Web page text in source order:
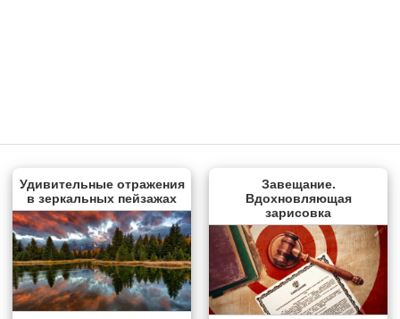
Удивительные отражения
в зеркальных пейзажах
Завещание.
Вдохновляющая
зарисовка